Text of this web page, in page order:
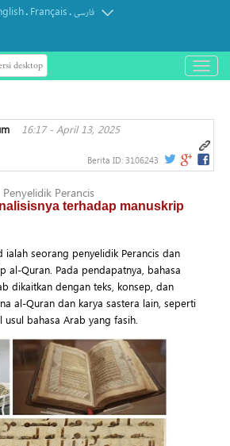
. Français.فارسی
desktop
باز
و
کردن
16:17 - April 13, 2025
Berita ID: 3106243
Penyelidik Perancis
terhadap manuskrip
ialah seorang penyelidik Perancis dan
al-Quran. Pada pendapatnya, bahasa
dikaitkan dengan teks, konsep, dan
al-Quran dan karya sastera lain, seperti
usul bahasa Arab yang fasih.